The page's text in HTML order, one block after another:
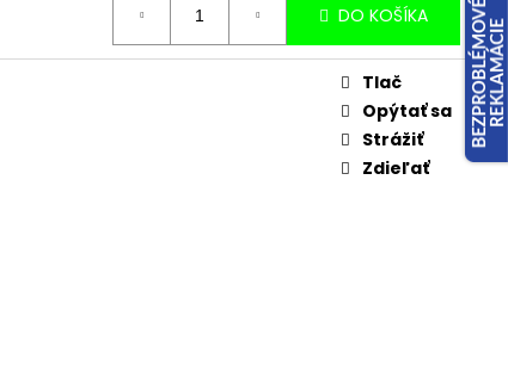
DO KOŠÍKA
Tlač
Opýtať sa
Strážiť
Zdieľať